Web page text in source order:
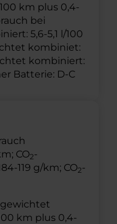
km plus 0,4-
bei
5,6-5,1 l/100
kombiniet:
kombiniert:
Batterie: D-C
CO2-
119 g/km; CO2-
gewichtet
km plus 0,4-